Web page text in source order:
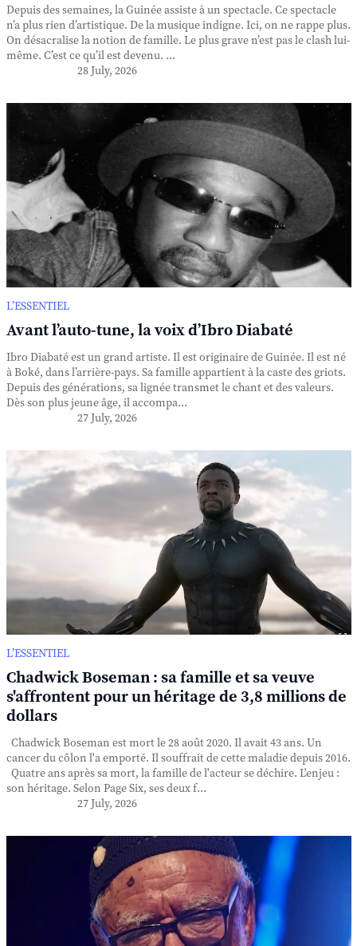
Depuis des semaines, la Guinée assiste à un spectacle. Ce spectacle
n’a plus rien d’artistique. De la musique indigne. Ici, on ne rappe plus.
On désacralise la notion de famille. Le plus grave n’est pas le clash lui-
même. C’est ce qu’il est devenu. ...
28 July, 2026
L’ESSENTIEL
Avant l’auto-tune, la voix d’Ibro Diabaté
Ibro Diabaté est un grand artiste. Il est originaire de Guinée. Il est né
à Boké, dans l’arrière-pays. Sa famille appartient à la caste des griots.
Depuis des générations, sa lignée transmet le chant et des valeurs.
Dès son plus jeune âge, il accompa...
27 July, 2026
L’ESSENTIEL
Chadwick Boseman : sa famille et sa veuve
s'affrontent pour un héritage de 3,8 millions de
dollars
Chadwick Boseman est mort le 28 août 2020. Il avait 43 ans. Un
cancer du côlon l'a emporté. Il souffrait de cette maladie depuis 2016.
Quatre ans après sa mort, la famille de l'acteur se déchire. L'enjeu :
son héritage. Selon Page Six, ses deux f...
27 July, 2026